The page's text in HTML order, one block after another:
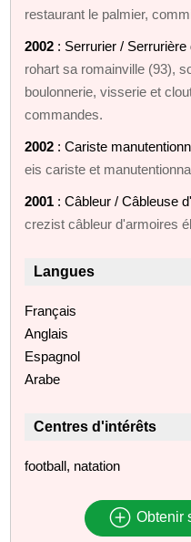
restaurant le palmier,
2002 : Serrurier / Serrurière
rohart sa romainville (93),
boulonnerie, visserie et
commandes.
2002 : Cariste
eis cariste et
2001 : Câbleur / Câbleuse
crezist câbleur d'armoires
Langues
Français
Anglais
Espagnol
Arabe
Centres d'intérêts
football, natation
Obtenir